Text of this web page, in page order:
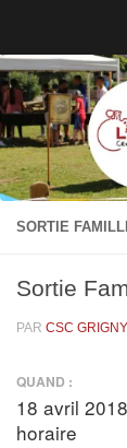
SORTIE
Sortie
PAR CSC GRIGNY
QUAND :
18 avril 2018
horaire